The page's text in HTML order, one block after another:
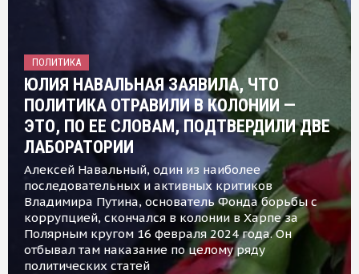
ПОЛИТИКА
ЮЛИЯ НАВАЛЬНАЯ ЗАЯВИЛА, ЧТО
ПОЛИТИКА ОТРАВИЛИ В КОЛОНИИ —
ЭТО, ПО ЕЕ СЛОВАМ, ПОДТВЕРДИЛИ ДВЕ
ЛАБОРАТОРИИ
Алексей Навальный, один из наиболее
последовательных и активных критиков
Владимира Путина, основатель Фонда борьбы с
коррупцией, скончался в колонии в Харпе за
Полярным кругом 16 февраля 2024 года. Он
отбывал там наказание по целому ряду
политических статей